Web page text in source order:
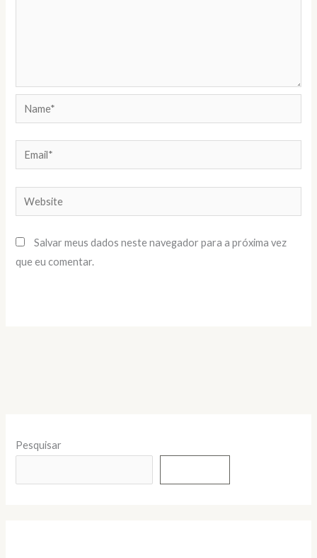
Name*
Email*
Website
Salvar meus dados neste navegador para a próxima vez
que eu comentar.
Pesquisar